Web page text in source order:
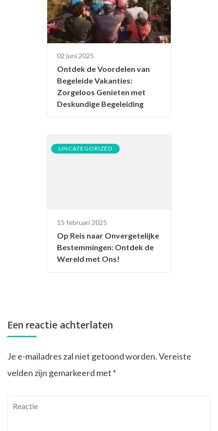
02 juni 2025
Ontdek de Voordelen van
Begeleide Vakanties:
Zorgeloos Genieten met
Deskundige Begeleiding
UNCATEGORIZED
15 februari 2025
Op Reis naar Onvergetelijke
Bestemmingen: Ontdek de
Wereld met Ons!
Een reactie achterlaten
Je e-mailadres zal niet getoond worden.Vereiste
velden zijn gemarkeerd met *
Reactie